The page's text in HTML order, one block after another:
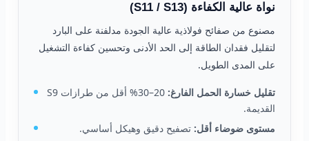
نواة عالية الكفاءة (S11 / S13)
مصنوع من صفائح فولاذية عالية الجودة مدلفنة على البارد
لتقليل فقدان الطاقة إلى الحد الأدنى وتحسين كفاءة التشغيل
على المدى الطويل.
تقليل خسارة الحمل الفارغ:
20–30% أقل من طرازات S9
القديمة.
مستوى ضوضاء أقل: تصفيح دقيق وهيكل أساسي.